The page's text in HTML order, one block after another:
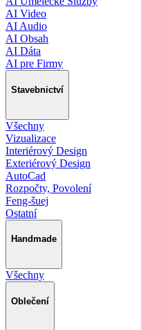
AI Video
AI Audio
AI Obsah
AI Dáta
AI pre Firmy
Stavebnictví
Všechny
Vizualizace
Interiérový Design
Exteriérový Design
AutoCad
Rozpočty, Povolení
Feng-šuej
Ostatní
Handmade
Všechny
Oblečení